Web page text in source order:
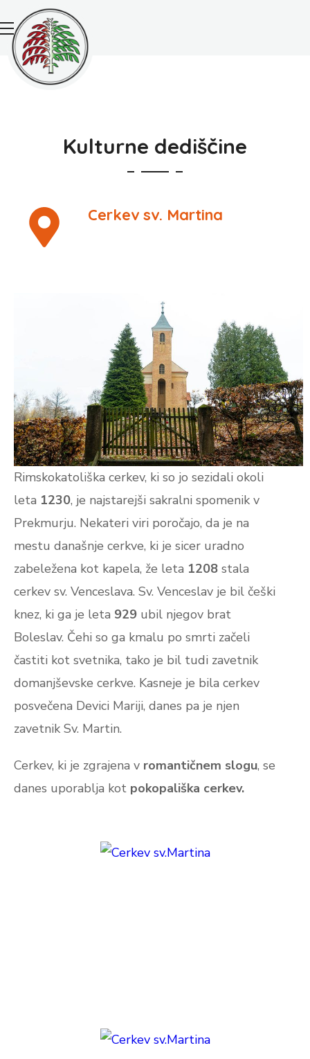
Kulturne dediščine
Cerkev sv. Martina
Rimskokatoliška cerkev, ki so jo sezidali okoli
leta 1230, je najstarejši sakralni spomenik v
Prekmurju. Nekateri viri poročajo, da je na
mestu današnje cerkve, ki je sicer uradno
zabeležena kot kapela, že leta 1208 stala
cerkev sv. Venceslava. Sv. Venceslav je bil češki
knez, ki ga je leta 929 ubil njegov brat
Boleslav. Čehi so ga kmalu po smrti začeli
častiti kot svetnika, tako je bil tudi zavetnik
domanjševske cerkve. Kasneje je bila cerkev
posvečena Devici Mariji, danes pa je njen
zavetnik Sv. Martin.
Cerkev, ki je zgrajena v romantičnem slogu, se
danes uporablja kot pokopališka cerkev.